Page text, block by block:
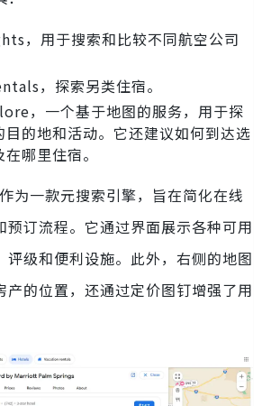
，用于搜索和比较不同航空公司
，探索另类住宿。
，一个基于地图的服务，用于探
目的地和活动。它还建议如何到达选
哪里住宿。
一款元搜索引擎，旨在简化在线
预订流程。它通过界面展示各种可用
评级和便利设施。此外，右侧的地图
产的位置，还通过定价图钉增强了用